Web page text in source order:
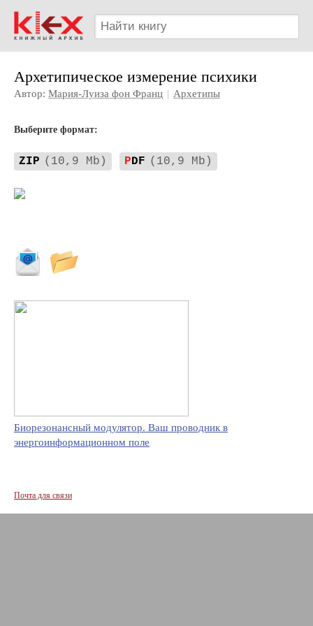
Архетипическое измерение психики
Автор: Мария-Луиза фон Франц | Архетипы
Выберите формат:
ZIP (10,9 Mb) PDF (10,9 Mb)
Биорезонансный модулятор. Ваш проводник в
энергоинформационном поле
Почта для связи